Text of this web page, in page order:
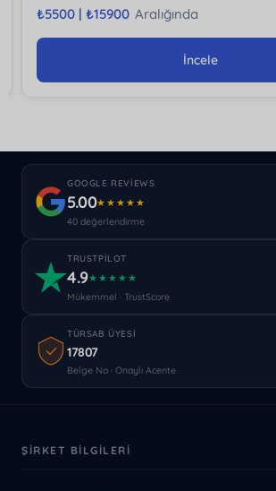
₺5500 | ₺15900 Aralığında
İncele
GOOGLE REVIEWS
5.00★★★★★
40 değerlendirme
TRUSTPILOT
4.9★★★★★
Mükemmel · TrustScore
TÜRSAB ÜYESI
17807
Belge No · Onaylı Acente
ŞIRKET BILGILERI